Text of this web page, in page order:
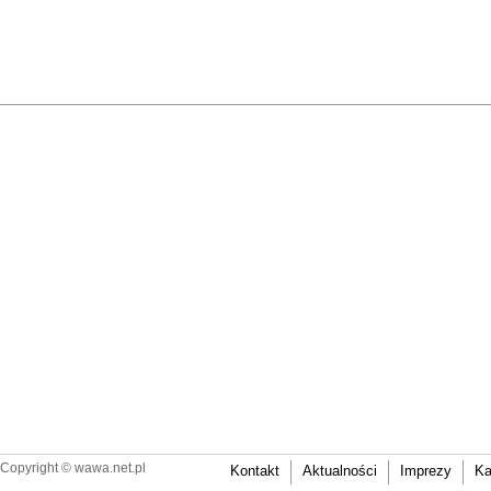
Copyright © wawa.net.pl Kontakt Aktualności Imprezy